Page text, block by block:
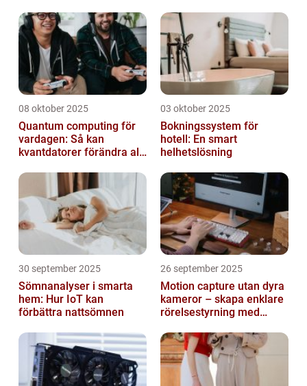
08 oktober 2025
Quantum computing för
vardagen: Så kan
kvantdatorer förändra allt
03 oktober 2025
Bokningssystem för
hotell: En smart
helhetslösning
30 september 2025
Sömnanalyser i smarta
hem: Hur IoT kan
förbättra nattsömnen
26 september 2025
Motion capture utan dyra
kameror – skapa enklare
rörelsestyrning med